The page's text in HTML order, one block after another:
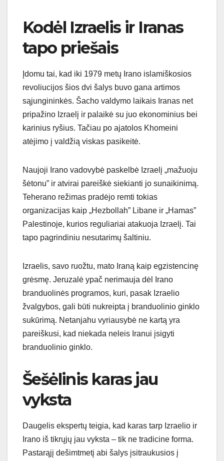
Kodėl Izraelis ir Iranas
tapo priešais
Įdomu tai, kad iki 1979 metų Irano islamiškosios
revoliucijos šios dvi šalys buvo gana artimos
sąjungininkės. Šacho valdymo laikais Iranas net
pripažino Izraelį ir palaikė su juo ekonominius bei
karinius ryšius. Tačiau po ajatolos Khomeini
atėjimo į valdžią viskas pasikeitė.
Naujoji Irano vadovybė paskelbė Izraelį „mažuoju
šėtonu” ir atvirai pareiškė siekianti jo sunaikinimą.
Teherano režimas pradėjo remti tokias
organizacijas kaip „Hezbollah” Libane ir „Hamas”
Palestinoje, kurios reguliariai atakuoja Izraelį. Tai
tapo pagrindiniu nesutarimų šaltiniu.
Izraelis, savo ruožtu, mato Iraną kaip egzistencinę
grėsmę. Jeruzalė ypač nerimauja dėl Irano
branduolinės programos, kuri, pasak Izraelio
žvalgybos, gali būti nukreipta į branduolinio ginklo
sukūrimą. Netanjahu vyriausybė ne kartą yra
pareiškusi, kad niekada neleis Iranui įsigyti
branduolinio ginklo.
Šešėlinis karas jau
vyksta
Daugelis ekspertų teigia, kad karas tarp Izraelio ir
Irano iš tikrųjų jau vyksta – tik ne tradicine forma.
Pastarąjį dešimtmetį abi šalys įsitraukusios į